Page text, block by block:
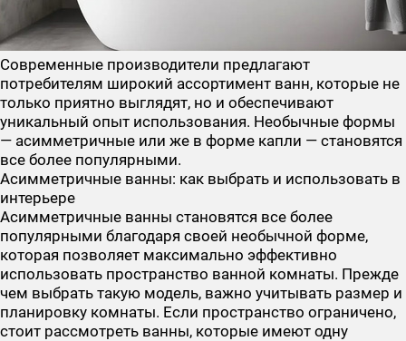
Современные производители предлагают
потребителям широкий ассортимент ванн, которые не
только приятно выглядят, но и обеспечивают
уникальный опыт использования. Необычные формы
— асимметричные или же в форме капли — становятся
все более популярными.
Асимметричные ванны: как выбрать и использовать в
интерьере
Асимметричные ванны становятся все более
популярными благодаря своей необычной форме,
которая позволяет максимально эффективно
использовать пространство ванной комнаты. Прежде
чем выбрать такую модель, важно учитывать размер и
планировку комнаты. Если пространство ограничено,
стоит рассмотреть ванны, которые имеют одну